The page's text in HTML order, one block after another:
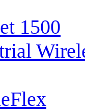
1500